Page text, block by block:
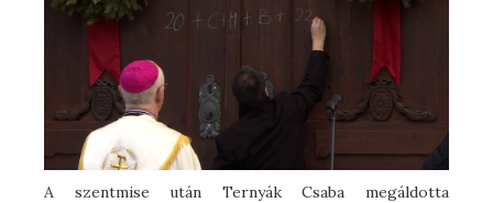
A szentmise után Ternyák Csaba megáldotta